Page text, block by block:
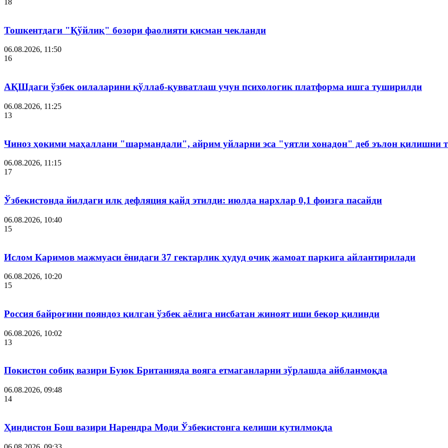
18
Тошкентдаги "Қўйлиқ" бозори фаолияти қисман чекланди
06.08.2026, 11:50
16
АҚШдаги ўзбек оилаларини қўллаб-қувватлаш учун психологик платформа ишга туширилди
06.08.2026, 11:25
13
Чиноз ҳокими маҳаллани "шармандали", айрим уйларни эса "уятли хонадон" деб эълон қилишни
06.08.2026, 11:15
17
Ўзбекистонда йилдаги илк дефляция қайд этилди: июлда нархлар 0,1 фоизга пасайди
06.08.2026, 10:40
15
Ислом Каримов мажмуаси ёнидаги 37 гектарлик ҳудуд очиқ жамоат паркига айлантирилади
06.08.2026, 10:20
15
Россия байроғини пояндоз қилган ўзбек аёлига нисбатан жиноят иши бекор қилинди
06.08.2026, 10:02
13
Покистон собиқ вазири Буюк Британияда вояга етмаганларни зўрлашда айбланмоқда
06.08.2026, 09:48
14
Ҳиндистон Бош вазири Нарендра Моди Ўзбекистонга келиши кутилмоқда